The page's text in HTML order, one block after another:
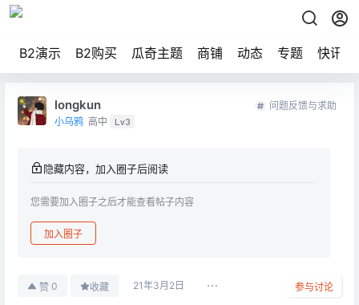
B2演示 B2购买 瓜奇主题 商铺 动态 专题 快讯
longkun
小乌鸦 高中 Lv3
问题反馈与求助
隐藏内容，加入圈子后阅读
您需要加入圈子之后才能查看帖子内容
加入圈子
赞 0 收藏 21年3月2日 参与讨论